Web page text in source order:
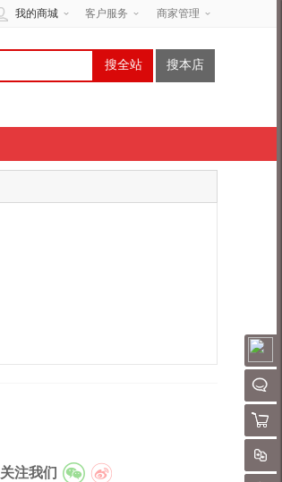
聊
购物
对
客户服务 商家管理
我的商城
搜全站 搜本店
关注我们